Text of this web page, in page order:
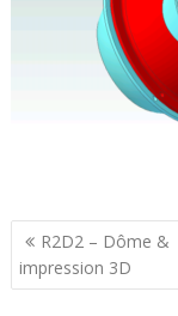
Navigation
de
R2D2 – Dôme &
impression 3D